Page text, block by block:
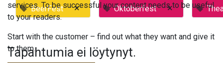
BeerFest × Oktoberfest ×
Tapahtumia ei löytynyt.
services. To be successful your content needs to be useful
to your readers.
Start with the customer – find out what they want and give it
to them.